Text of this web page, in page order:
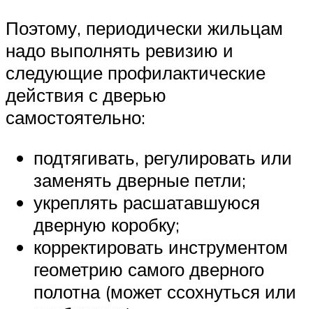
Поэтому, периодически жильцам
надо выполнять ревизию и
следующие профилактические
действия с дверью
самостоятельно:
подтягивать, регулировать или
заменять дверные петли;
укреплять расшатавшуюся
дверную коробку;
корректировать инструментом
геометрию самого дверного
полотна (может ссохнуться или